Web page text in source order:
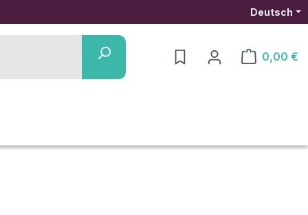
Deutsch
0,00 €
Warenkorb